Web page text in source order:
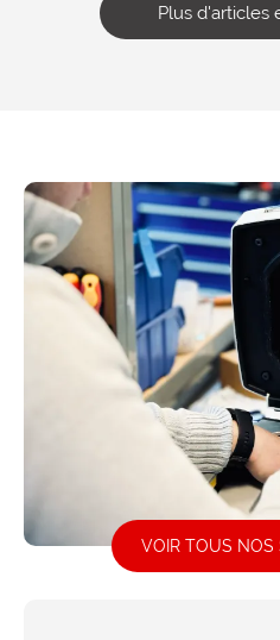
Plus d'articles
VOIR TOUS NOS